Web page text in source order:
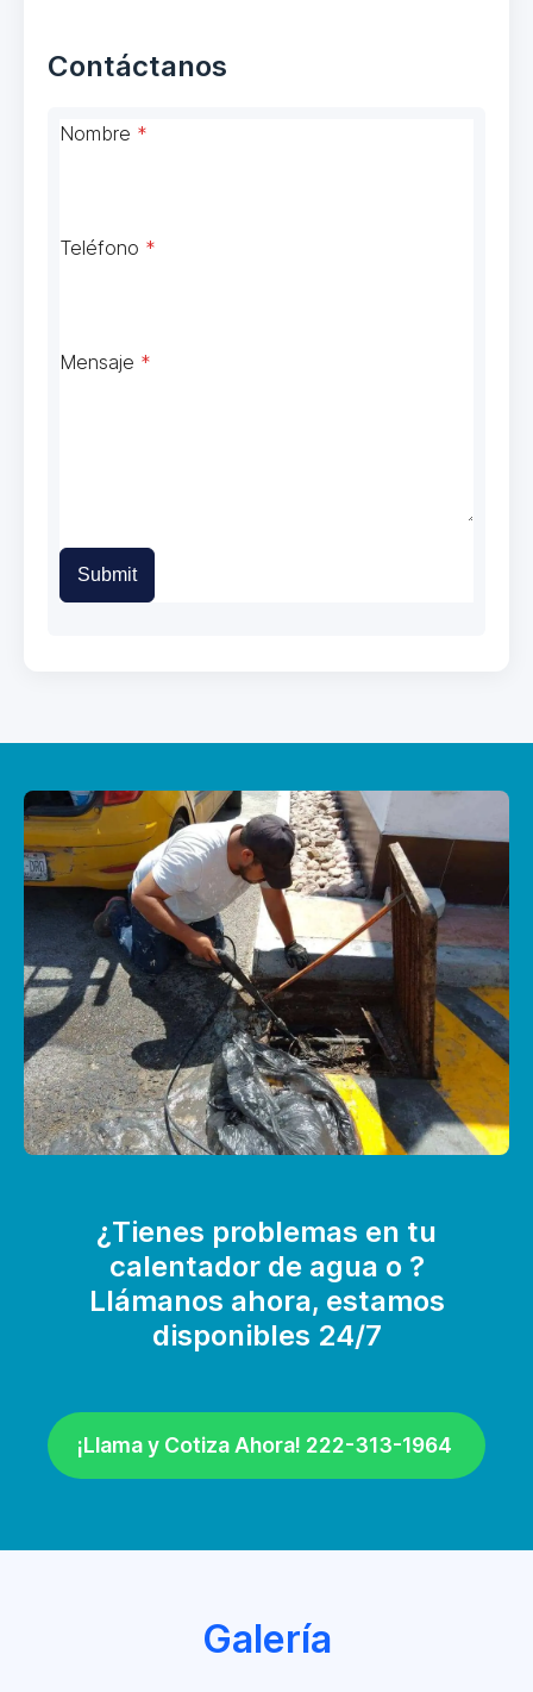
Contáctanos
Nombre *
Teléfono *
Mensaje *
Submit
¿Tienes problemas en tu
calentador de agua o ?
Llámanos ahora, estamos
disponibles 24/7
¡Llama y Cotiza Ahora! 222-313-1964
Galería